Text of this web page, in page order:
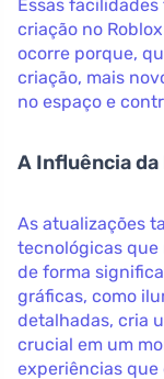
Essas
criação no
ocorre porque,
criação, mais
no espaço e
A Influência
As atualizações
tecnológicas que
de forma
gráficas, como
detalhadas, cria
crucial em um
experiências